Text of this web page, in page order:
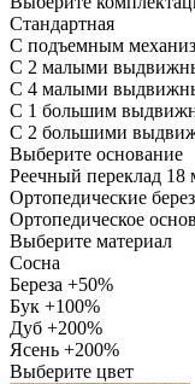
Стандартная
С подъемным
С 2 малыми
С 4 малыми
С 1 большим
С 2 большими
Выберите основание
Реечный переклад 18
Ортопедические
Ортопедическое
Выберите материал
Сосна
Береза +50%
Бук +100%
Дуб +200%
Ясень +200%
Выберите цвет